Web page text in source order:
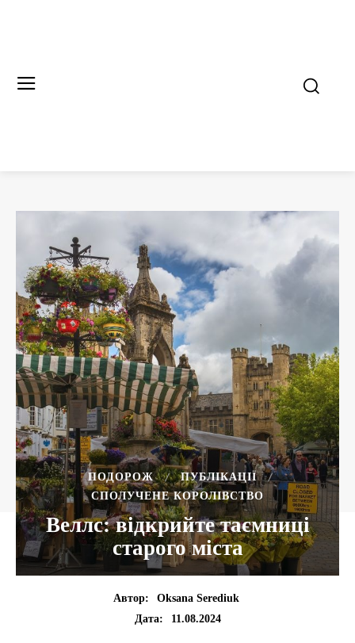
ПОДОРОЖ
ПУБЛІКАЦІЇ
СПОЛУЧЕНЕ КОРОЛІВСТВО
Веллс: відкрийте таємниці
старого міста
Автор:
Oksana Serediuk
Дата:
11.08.2024